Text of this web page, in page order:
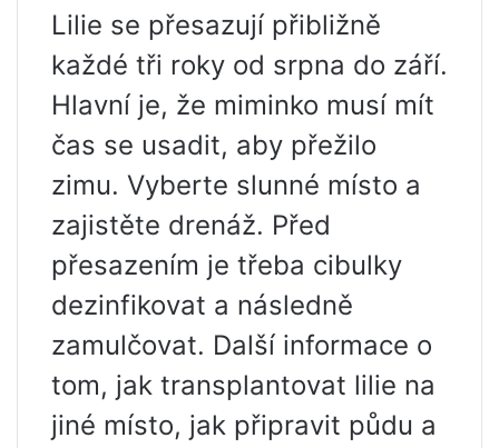
Lilie se přesazují přibližně
každé tři roky od srpna do září.
Hlavní je, že miminko musí mít
čas se usadit, aby přežilo
zimu. Vyberte slunné místo a
zajistěte drenáž. Před
přesazením je třeba cibulky
dezinfikovat a následně
zamulčovat. Další informace o
tom, jak transplantovat lilie na
jiné místo, jak připravit půdu a